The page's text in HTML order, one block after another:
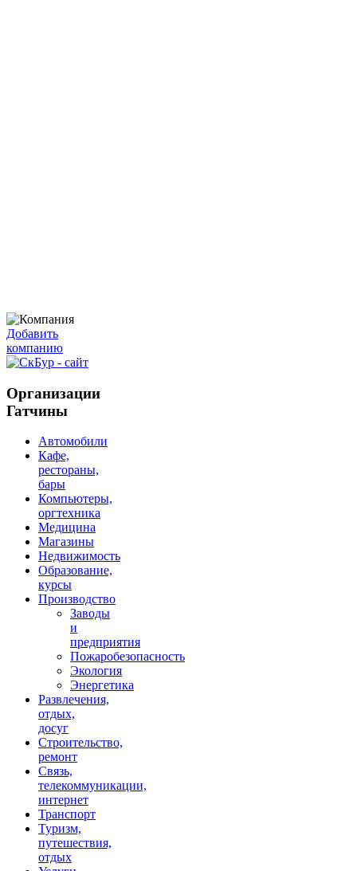
Добавить
компанию
Организации
Гатчины
Автомобили
Кафе,
рестораны,
бары
Компьютеры,
оргтехника
Медицина
Магазины
Недвижимость
Образование,
курсы
Производство
Заводы
и
предприятия
Пожаробезопасность
Экология
Энергетика
Развлечения,
отдых,
досуг
Строительство,
ремонт
Связь,
телекоммуникации,
интернет
Транспорт
Туризм,
путешествия,
отдых